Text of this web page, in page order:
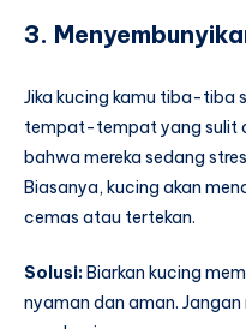
3.
Jika kucing kamu tiba-tiba
tempat-tempat yang sulit
bahwa mereka sedang
Biasanya, kucing akan
cemas atau tertekan.
Solusi:Biarkan kucing
nyaman dan aman.